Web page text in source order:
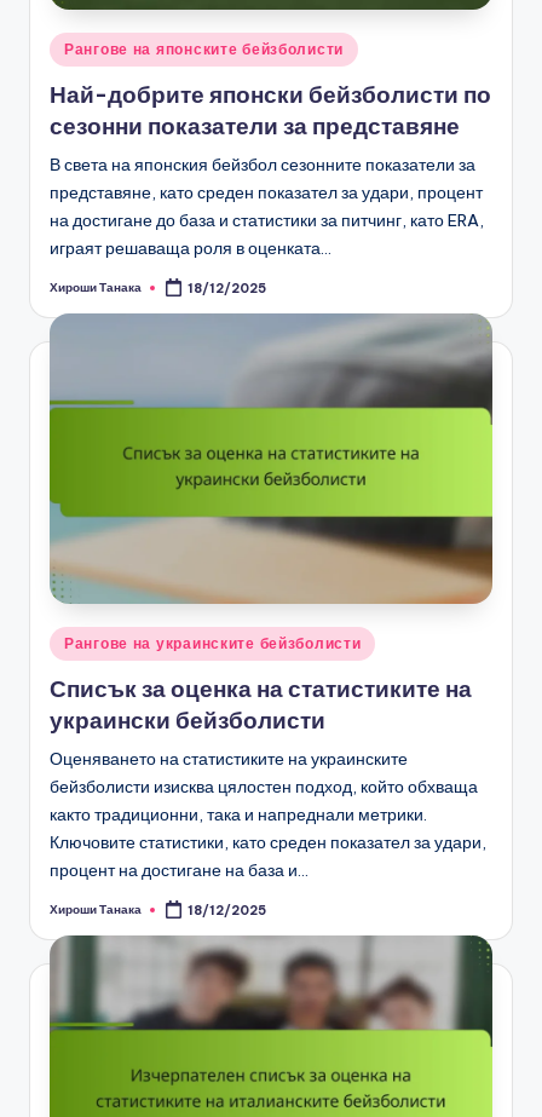
Posted
in
Рангове на японските бейзболисти
Най-добрите японски бейзболисти по
сезонни показатели за представяне
В света на японския бейзбол сезонните показатели за
представяне, като среден показател за удари, процент
на достигане до база и статистики за питчинг, като ERA,
играят решаваща роля в оценката…
Posted
Хироши Танака 18/12/2025
Posted
in
Рангове на украинските бейзболисти
Списък за оценка на статистиките на
украински бейзболисти
Оценяването на статистиките на украинските
бейзболисти изисква цялостен подход, който обхваща
както традиционни, така и напреднали метрики.
Ключовите статистики, като среден показател за удари,
процент на достигане на база и…
Posted
Хироши Танака 18/12/2025